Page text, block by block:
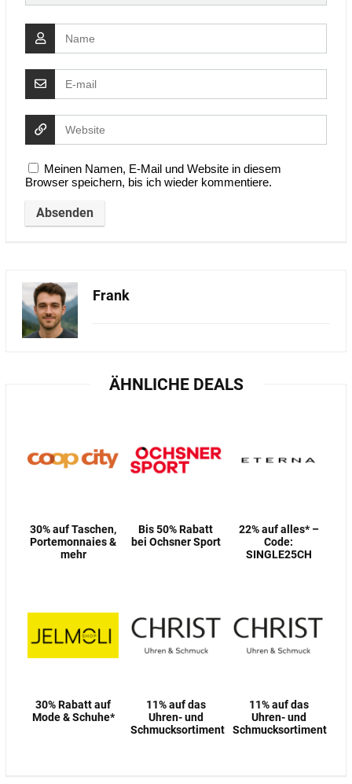
Meinen Namen, E-Mail und Website in diesem
Browser speichern, bis ich wieder kommentiere.
Frank
ÄHNLICHE DEALS
30% auf Taschen,
Portemonnaies &
mehr
Bis 50% Rabatt
bei Ochsner Sport
22% auf alles* –
Code:
SINGLE25CH
30% Rabatt auf
Mode & Schuhe*
11% auf das
Uhren- und
Schmucksortiment
11% auf das
Uhren- und
Schmucksortiment